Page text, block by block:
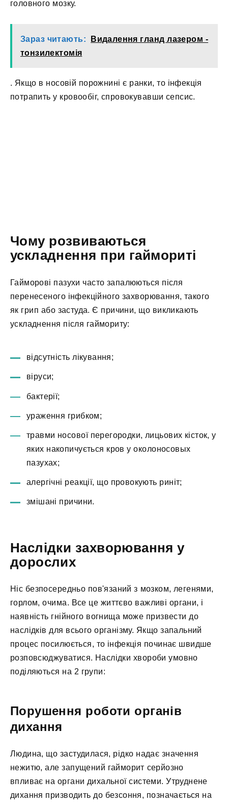
головного мозку.
Зараз читають:
Видалення гланд лазером -
тонзилектомія
. Якщо в носовій порожнині є ранки, то інфекція
потрапить у кровообіг, спровокувавши сепсис.
Чому розвиваються
ускладнення при гаймориті
Гайморові пазухи часто запалюються після
перенесеного інфекційного захворювання, такого
як грип або застуда. Є причини, що викликають
ускладнення після гаймориту:
відсутність лікування;
віруси;
бактерії;
ураження грибком;
травми носової перегородки, лицьових кісток, у
яких накопичується кров у околоносовых
пазухах;
алергічні реакції, що провокують риніт;
змішані причини.
Наслідки захворювання у
дорослих
Ніс безпосередньо пов'язаний з мозком, легенями,
горлом, очима. Все це життєво важливі органи, і
наявність гнійного вогнища може призвести до
наслідків для всього організму. Якщо запальний
процес посилюється, то інфекція починає швидше
розповсюджуватися. Наслідки хвороби умовно
поділяються на 2 групи:
Порушення роботи органів
дихання
Людина, що застудилася, рідко надає значення
нежитю, але запущений гайморит серйозно
впливає на органи дихальної системи. Утруднене
дихання призводить до безсоння, позначається на